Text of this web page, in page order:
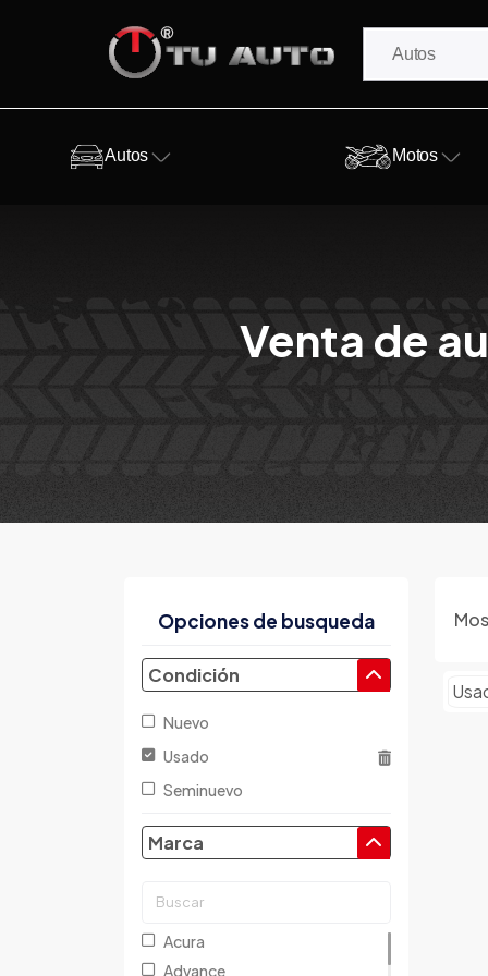
Autos Motos
Venta de
Opciones de busqueda
Condición
Nuevo
Usado
Seminuevo
Marca
Acura
Advance